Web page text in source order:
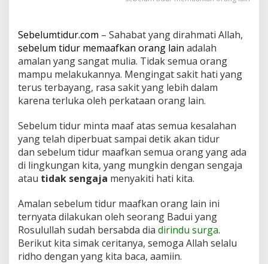
a
n
g
L
i
n
K
i
s
a
h
S
B
d
u
i
Y
Sebelumtidur.com – Sahabat yang dirahmati Allah,
sebelum tidur memaafkan orang lain adalah
amalan yang sangat mulia. Tidak semua orang
mampu melakukannya. Mengingat sakit hati yang
terus terbayang, rasa sakit yang lebih dalam
karena terluka oleh perkataan orang lain.
Sebelum tidur minta maaf atas semua kesalahan
yang telah diperbuat sampai detik akan tidur
dan sebelum tidur maafkan semua orang yang ada
di lingkungan kita, yang mungkin dengan sengaja
atau tidak sengaja menyakiti hati kita.
Amalan sebelum tidur maafkan orang lain ini
ternyata dilakukan oleh seorang Badui yang
Rosulullah sudah bersabda dia dirindu surga.
Berikut kita simak ceritanya, semoga Allah selalu
ridho dengan yang kita baca, aamiin.